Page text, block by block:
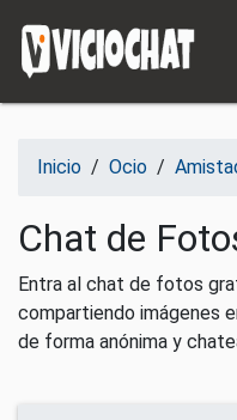
Inicio / Ocio /
Chat de
Entra al chat de fotos
compartiendo imágenes
de forma anónima y